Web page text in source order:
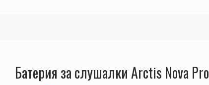
Батерия за слушалки Arctis Nova Pro